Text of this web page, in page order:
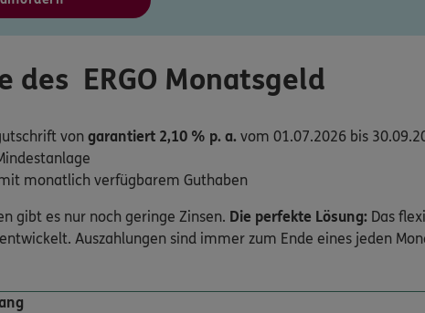
des ERGO Monatsgeld
von garantiert 2,10 % p. a. vom 01.07.2026 bis
monatlich verfügbarem Guthaben
gibt es nur noch geringe Zinsen. Die perfekte Lösung: Das
Auszahlungen sind immer zum Ende eines jeden